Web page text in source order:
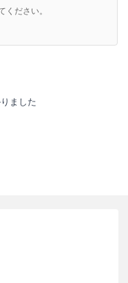
ください。
ました